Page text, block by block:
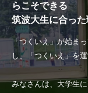
らこそできる
筑波大生に合っ
「つくいえ」が始ま
し、「つくいえ」を
みなさんは、大学生